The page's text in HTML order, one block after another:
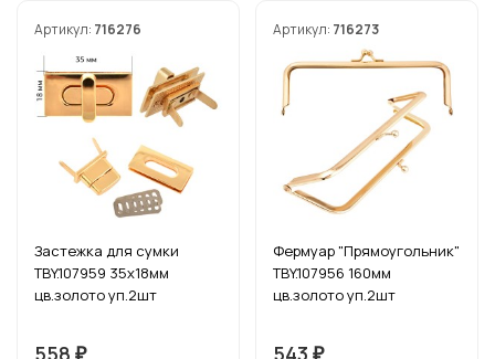
Артикул: 716276
Застежка для сумки
TBY.107959 35х18мм
цв.золото уп.2шт
558 ₽
Артикул: 716273
Фермуар "Прямоугольник"
TBY.107956 160мм
цв.золото уп.2шт
543 ₽